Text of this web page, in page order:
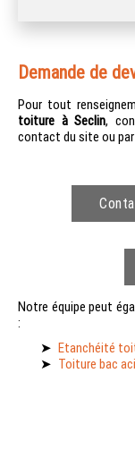
Demande de
Pour tout
toiture à Seclin,
contact du site ou
Notre équipe peut
:
Etanchéité
Toiture bac